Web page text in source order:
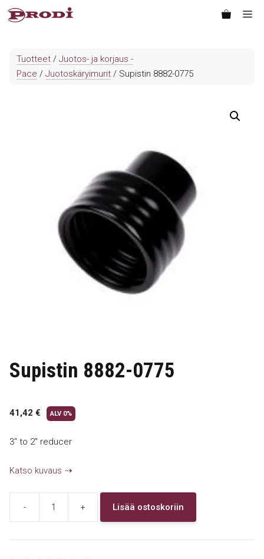
Siirry
sisältöön
Tuotteet / Juotos- ja korjaus -
Pace / Juotoskäryimurit / Supistin 8882-0775
Supistin 8882-0775
41,42 € ALV 0%
3″ to 2″ reducer
Katso kuvaus
-
Supistin
0775
+ Lisää ostoskoriin